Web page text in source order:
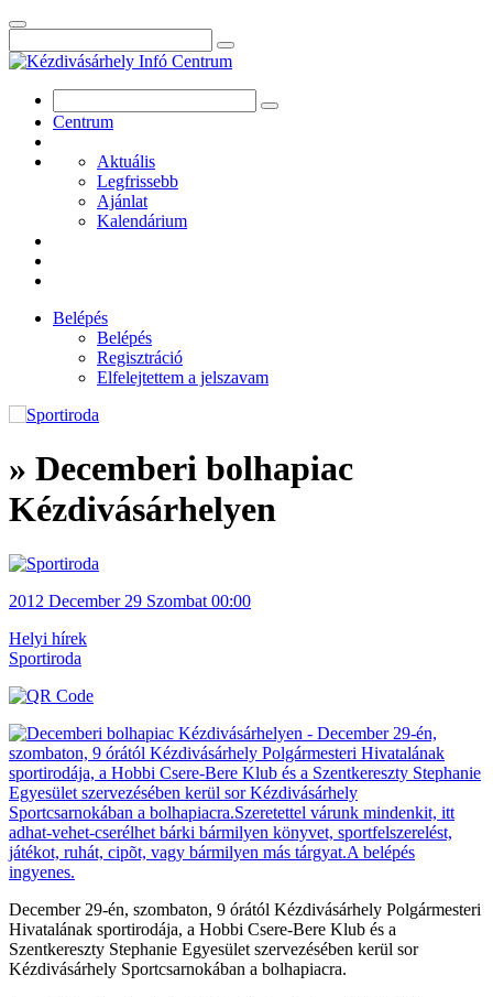
Centrum
Aktuális
Legfrissebb
Ajánlat
Kalendárium
Belépés
Belépés
Regisztráció
Elfelejtettem a jelszavam
» Decemberi bolhapiac
Kézdivásárhelyen
2012 December 29 Szombat 00:00
Helyi hírek
Sportiroda
December 29-én, szombaton, 9 órától Kézdivásárhely Polgármesteri
Hivatalának sportirodája, a Hobbi Csere-Bere Klub és a
Szentkereszty Stephanie Egyesület szervezésében kerül sor
Kézdivásárhely Sportcsarnokában a bolhapiacra.